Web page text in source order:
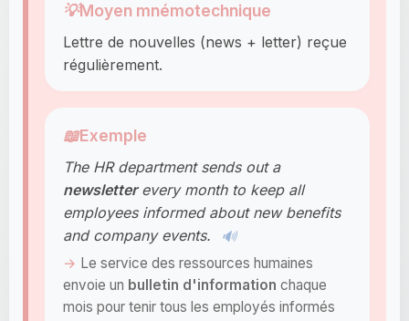
💡Moyen mnémotechnique
Lettre de nouvelles (news + letter) reçue
régulièrement.
📖Exemple
The HR department sends out a
newsletterevery month to keep all
employees informed about new benefits
and company events.
🔊
Le service des ressources humaines
envoie un bulletin d'information chaque
mois pour tenir tous les employés informés